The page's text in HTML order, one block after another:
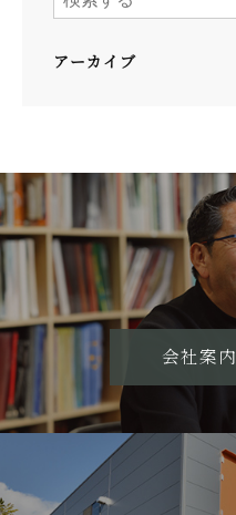
アーカイブ
会社案内